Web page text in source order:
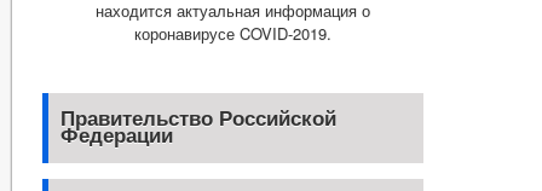
находится актуальная информация о
коронавирусе COVID-2019.
Правительство Российской
Федерации